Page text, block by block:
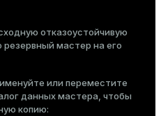
отказоустойчивую
резервный мастер на его
или переместите
данных мастера, чтобы
копию: